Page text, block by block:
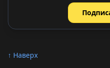
↑ Наверх